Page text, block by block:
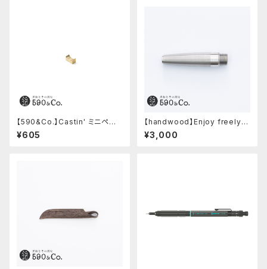
【590&Co.】Castin' ミニペン
枕 (S)
¥605
【handwood】Enjoy freely
前軸・滑り止め(ステンレス)
¥3,000